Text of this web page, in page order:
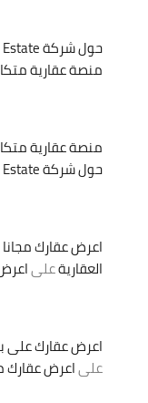
حول شركة Gate Masr Real Estate - بوابة مصر العقارية
منصة عقارية
منصة عقارية
حول شركة Gate Masr Real Estate
اعرض عقارك
العقاريةعلى
اعرض عقارك على
علىاعرض عقارك